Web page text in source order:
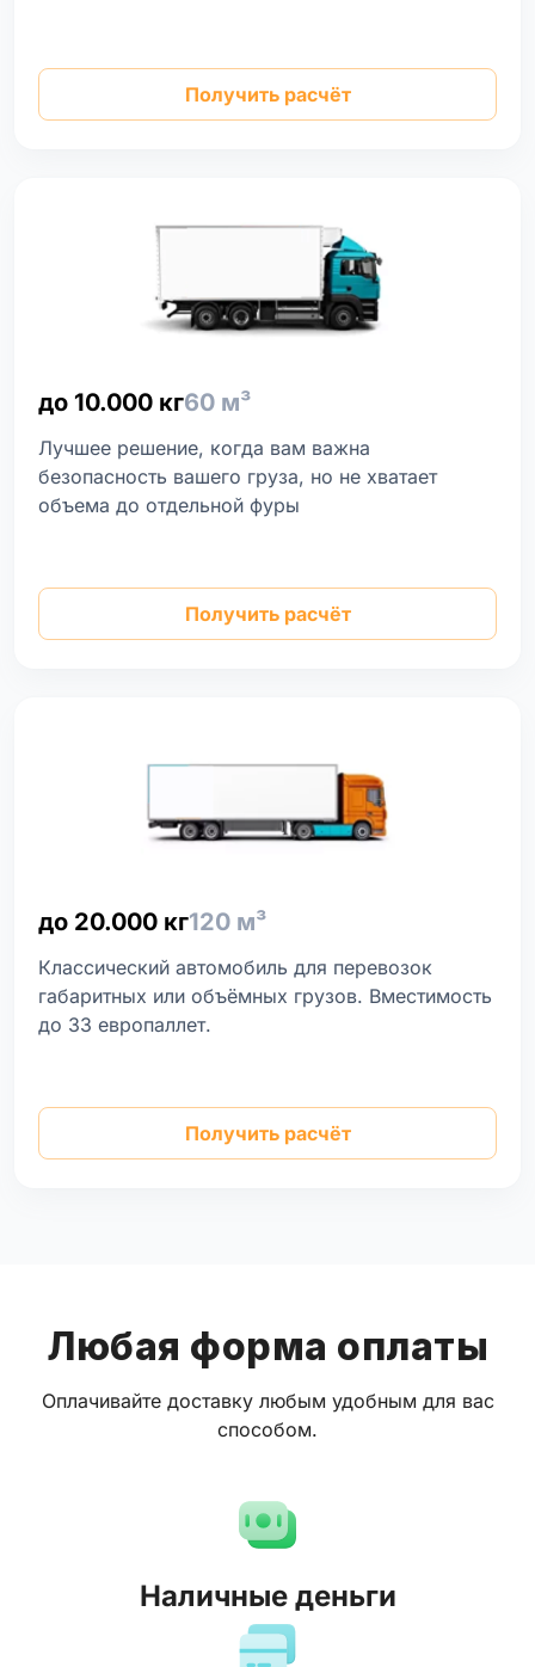
Получить расчёт
до 10.000 кг60 м³
Лучшее решение, когда вам важна
безопасность вашего груза, но не хватает
объема до отдельной фуры
Получить расчёт
до 20.000 кг120 м³
Классический автомобиль для перевозок
габаритных или объёмных грузов. Вместимость
до 33 европаллет.
Получить расчёт
Любая форма оплаты
Оплачивайте доставку любым удобным для вас
способом.
Наличные деньги